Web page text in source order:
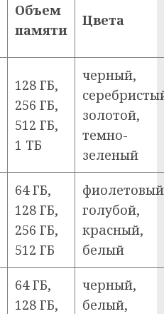
Объем
памяти
Цвета
128 ГБ,
256 ГБ,
512 ГБ,
1 ТБ
черный,
золотой,
темно-
зеленый
64 ГБ,
128 ГБ,
256 ГБ,
512 ГБ
голубой,
красный,
белый
64 ГБ,
128 ГБ,
черный,
белый,